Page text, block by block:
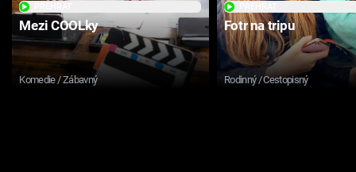
Mezi COOLky
Komedie / Zábavný
Fotr na tripu
Rodinný / Cestopisný